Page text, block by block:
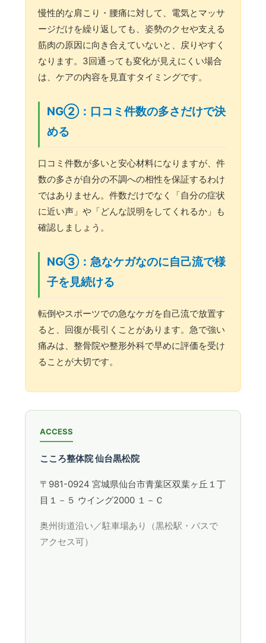
慢性的な肩こり・腰痛に対して、電気とマッサ
ージだけを繰り返しても、姿勢のクセや支える
筋肉の原因に向き合えていないと、戻りやすく
なります。3回通っても変化が見えにくい場合
は、ケアの内容を見直すタイミングです。
NG②：口コミ件数の多さだけで決
める
口コミ件数が多いと安心材料になりますが、件
数の多さが自分の不調への相性を保証するわけ
ではありません。件数だけでなく「自分の症状
に近い声」や「どんな説明をしてくれるか」も
確認しましょう。
NG③：急なケガなのに自己流で様
子を見続ける
転倒やスポーツでの急なケガを自己流で放置す
ると、回復が長引くことがあります。急で強い
痛みは、整骨院や整形外科で早めに評価を受け
ることが大切です。
ACCESS
こころ整体院 仙台黒松院
〒981-0924 宮城県仙台市青葉区双葉ヶ丘１丁
目１－５ ウイング2000 １－Ｃ
奥州街道沿い／駐車場あり（黒松駅・バスで
アクセス可）